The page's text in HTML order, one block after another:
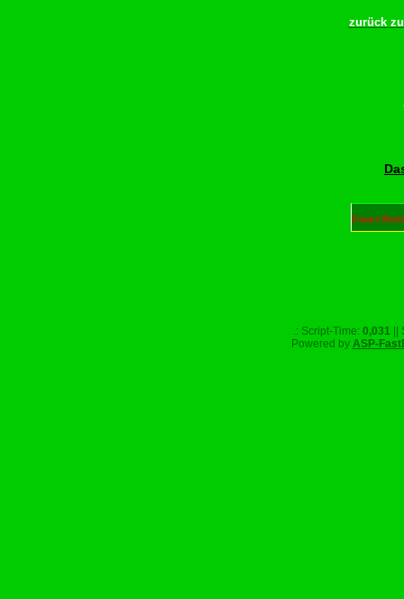
zurück
Unser
.: Script-Time: 0,031
Powered by ASP-